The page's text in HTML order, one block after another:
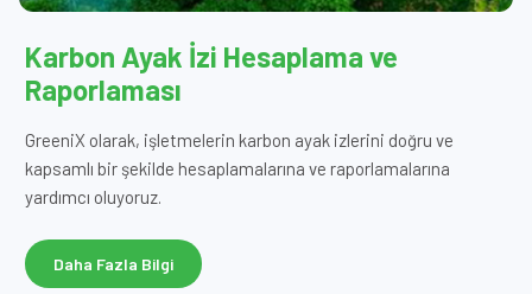
Karbon Ayak İzi Hesaplama ve
Raporlaması
GreeniX olarak, işletmelerin karbon ayak izlerini doğru ve
kapsamlı bir şekilde hesaplamalarına ve raporlamalarına
yardımcı oluyoruz.
Daha Fazla Bilgi